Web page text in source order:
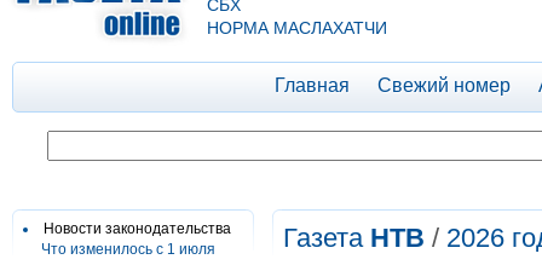
СБХ
НОРМА МАСЛАХАТЧИ
Главная Свежий номер
Новости законодательства
Что изменилось с 1 июля
Газета НТВ / 2026